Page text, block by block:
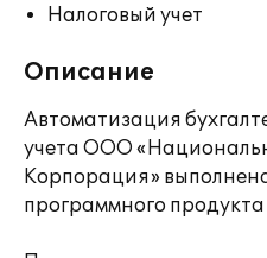
Налоговый учет
Описание
Автоматизация
учета ООО
Корпорация»
программного продукта